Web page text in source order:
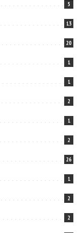
5
13
20
1
1
2
1
2
26
1
2
2